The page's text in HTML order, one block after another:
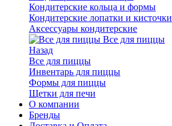
Кондитерские кольца и формы
Кондитерские лопатки и кисточки
Аксессуары кондитерские
Все для пиццы
Назад
Все для пиццы
Инвентарь для пиццы
Формы для пиццы
Щетки для печи
О компании
Бренды